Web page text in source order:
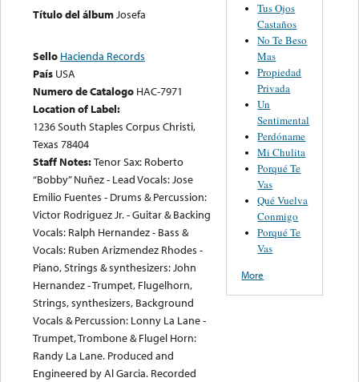
Título del álbumJosefa
Sello Hacienda Records
País USA
Numero de Catalogo HAC-7971
Location of Label:
1236 South Staples Corpus Christi,
Texas 78404
Staff Notes:Tenor Sax: Roberto
“Bobby” Nuñez - Lead Vocals: Jose
Emilio Fuentes - Drums & Percussion:
Victor Rodriguez Jr. - Guitar & Backing
Vocals: Ralph Hernandez - Bass &
Vocals: Ruben Arizmendez Rhodes -
Piano, Strings & synthesizers: John
Hernandez - Trumpet, Flugelhorn,
Strings, synthesizers, Background
Vocals & Percussion: Lonny La Lane -
Trumpet, Trombone & Flugel Horn:
Randy La Lane. Produced and
Engineered by Al Garcia. Recorded
Tus Ojos
Castaños
No Te Beso
Mas
Propiedad
Privada
Un
Sentimental
Perdóname
Mi Chulita
Porqué Te
Vas
Qué Vuelva
Conmigo
Porqué Te
Vas
More